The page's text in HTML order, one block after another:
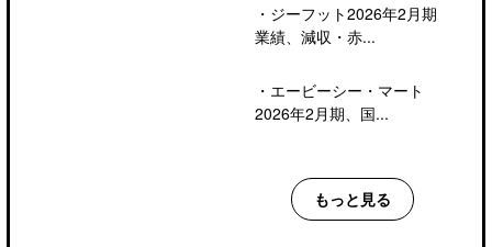
・ ジーフット2026年2月期
業績、減収・赤...
・ エービーシー・マート
2026年2月期、国...
もっと見る